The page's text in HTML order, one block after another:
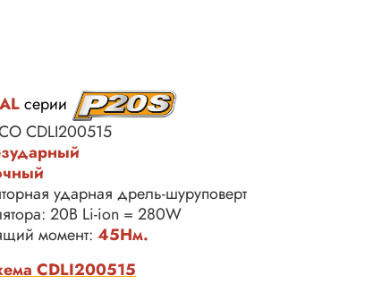
серии
CDLI200515
ударная дрель-шуруповерт
20В Li-ion = 280W
момент: 45Нм.
CDLI200515